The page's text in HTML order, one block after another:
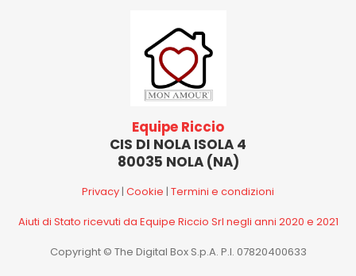
Equipe Riccio
CIS DI NOLA ISOLA 4
80035 NOLA (NA)
Privacy| Cookie | Termini e condizioni
Aiuti di Stato ricevuti da Equipe Riccio Srl negli anni 2020 e 2021
Copyright © The Digital Box S.p.A. P.I. 07820400633